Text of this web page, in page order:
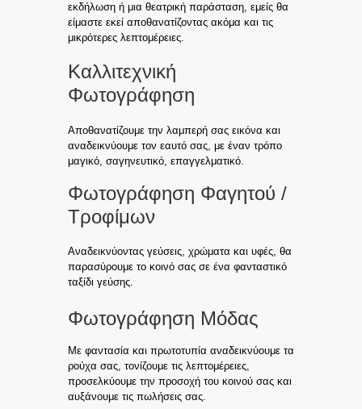
εκδήλωση ή μια θεατρική παράσταση, εμείς θα
είμαστε εκεί αποθανατίζοντας ακόμα και τις
μικρότερες λεπτομέρειες.
Καλλιτεχνική
Φωτογράφηση
Αποθανατίζουμε την λαμπερή σας εικόνα και
αναδεικνύουμε τον εαυτό σας, με έναν τρόπο
μαγικό, σαγηνευτικό, επαγγελματικό.
Φωτογράφηση Φαγητού /
Τροφίμων
Αναδεικνύοντας γεύσεις, χρώματα και υφές, θα
παρασύρουμε το κοινό σας σε ένα φανταστικό
ταξίδι γεύσης.
Φωτογράφηση Μόδας
Με φαντασία και πρωτοτυπία αναδεικνύουμε τα
ρούχα σας, τονίζουμε τις λεπτομέρειες,
προσελκύουμε την προσοχή του κοινού σας και
αυξάνουμε τις πωλήσεις σας.